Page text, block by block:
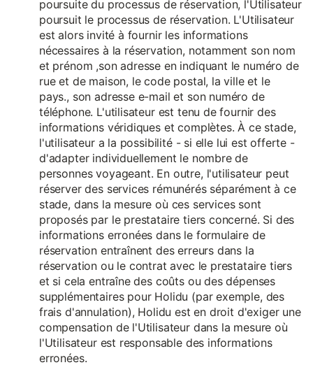
poursuite du processus de réservation, l'Utilisateur
poursuit le processus de réservation. L'Utilisateur
est alors invité à fournir les informations
nécessaires à la réservation, notamment son nom
et prénom ,son adresse en indiquant le numéro de
rue et de maison, le code postal, la ville et le
pays., son adresse e-mail et son numéro de
téléphone. L'utilisateur est tenu de fournir des
informations véridiques et complètes. À ce stade,
l'utilisateur a la possibilité - si elle lui est offerte -
d'adapter individuellement le nombre de
personnes voyageant. En outre, l'utilisateur peut
réserver des services rémunérés séparément à ce
stade, dans la mesure où ces services sont
proposés par le prestataire tiers concerné. Si des
informations erronées dans le formulaire de
réservation entraînent des erreurs dans la
réservation ou le contrat avec le prestataire tiers
et si cela entraîne des coûts ou des dépenses
supplémentaires pour Holidu (par exemple, des
frais d'annulation), Holidu est en droit d'exiger une
compensation de l'Utilisateur dans la mesure où
l'Utilisateur est responsable des informations
erronées.